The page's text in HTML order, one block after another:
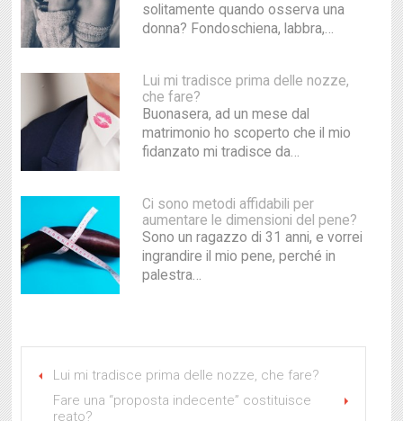
solitamente quando osserva una
donna? Fondoschiena, labbra,…
Lui mi tradisce prima delle nozze,
che fare?
Buonasera, ad un mese dal
matrimonio ho scoperto che il mio
fidanzato mi tradisce da…
Ci sono metodi affidabili per
aumentare le dimensioni del pene?
Sono un ragazzo di 31 anni, e vorrei
ingrandire il mio pene, perché in
palestra…
Lui mi tradisce prima delle nozze, che fare?
Fare una “proposta indecente” costituisce
reato?